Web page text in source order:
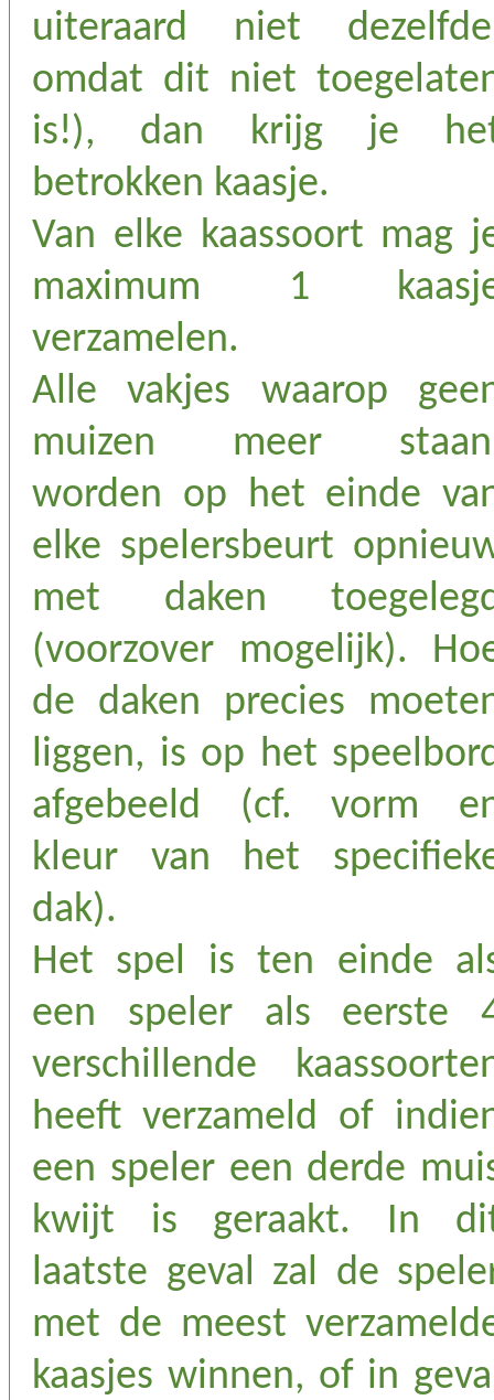
uiteraard niet
omdat dit niet
is!), dan krijg je
betrokken kaasje.
Van elke kaassoort mag
maximum 1
verzamelen.
Alle vakjes waarop
muizen meer
worden op het einde
elke spelersbeurt
met daken
(voorzover mogelijk).
de daken precies
liggen, is op het
afgebeeld (cf. vorm
kleur van het
dak).
Het spel is ten einde
een speler als eerste
verschillende
heeft verzameld of
een speler een derde
kwijt is geraakt. In
laatste geval zal de
met de meest
kaasjes winnen, of in